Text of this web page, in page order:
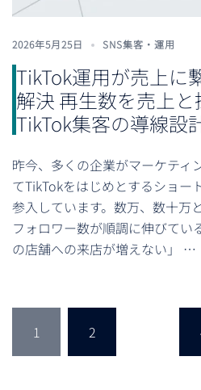
2026年5月25日 SNS集客・運用
TikTok運用が売上に
解決 再生数を売上
TikTok集客の導線設
昨今、多くの企業がマーケティ
てTikTokをはじめとするショー
参入しています。数万、数十万
フォロワー数が順調に伸びてい
の店舗への来店が増えない」 …
の
1 2